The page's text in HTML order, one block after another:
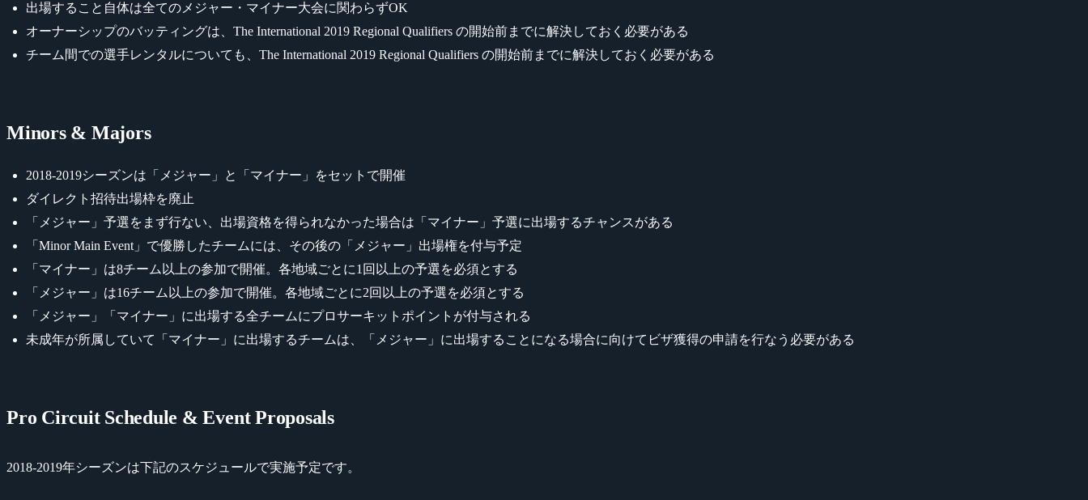
出場すること自体は全てのメジャー・マイナー大会に関わらずOK
オーナーシップのバッティングは、The International 2019 Regional Qualifiers の開始前までに解決しておく必要がある
チーム間での選手レンタルについても、The International 2019 Regional Qualifiers の開始前までに解決しておく必要がある
Minors & Majors
2018-2019シーズンは「メジャー」と「マイナー」をセットで開催
ダイレクト招待出場枠を廃止
「メジャー」予選をまず行ない、出場資格を得られなかった場合は「マイナー」予選に出場するチャンスがある
「Minor Main Event」で優勝したチームには、その後の「メジャー」出場権を付与予定
「マイナー」は8チーム以上の参加で開催。各地域ごとに1回以上の予選を必須とする
「メジャー」は16チーム以上の参加で開催。各地域ごとに2回以上の予選を必須とする
「メジャー」「マイナー」に出場する全チームにプロサーキットポイントが付与される
未成年が所属していて「マイナー」に出場するチームは、「メジャー」に出場することになる場合に向けてビザ獲得の申請を行なう必要がある
Pro Circuit Schedule & Event Proposals
2018-2019年シーズンは下記のスケジュールで実施予定です。